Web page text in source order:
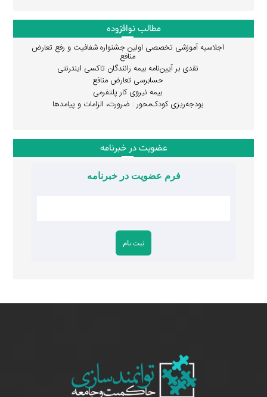
مطالب نوافزوده
اجلاسیه آموزشی تخصصی اولین جشنواره شفافیت و رفع تعارض
منافع
نقدی بر آیین‌نامه بیمه رانندگان تاکسی اینترنتی
حسابرسی تعارض منافع
بیمه نیروی کار پلتفرمی
بودجه‌ریزی کودک‌محور : ضرورت، الزامات و پیامدها
عضویت در خبرنامه
فرم عضویت در خبرنامه